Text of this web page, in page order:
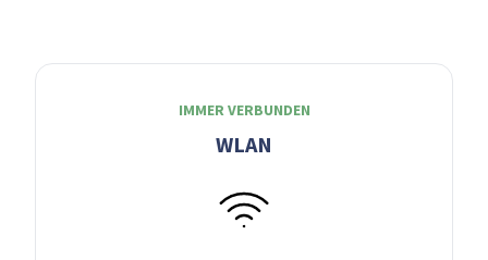
IMMER VERBUNDEN
WLAN